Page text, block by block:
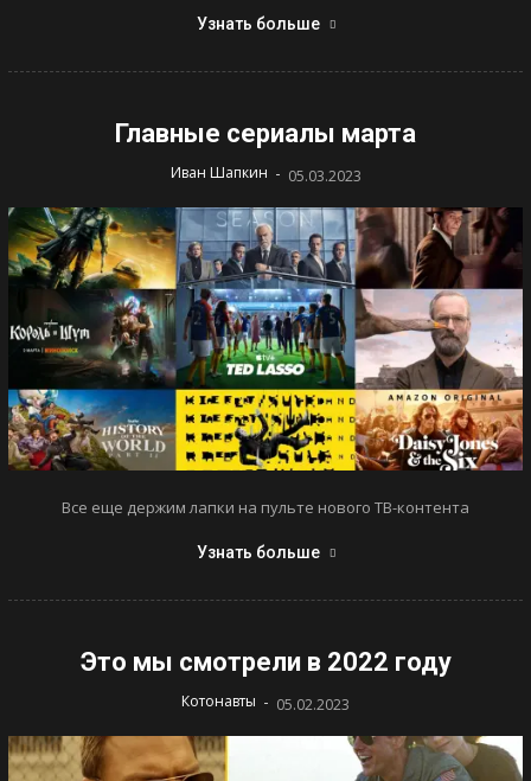
Узнать больше
Главные сериалы марта
Иван Шапкин - 05.03.2023
Все еще держим лапки на пульте нового ТВ-контента
Узнать больше
Это мы смотрели в 2022 году
Котонавты - 05.02.2023